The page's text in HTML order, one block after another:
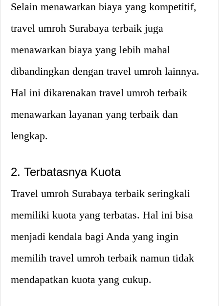
Selain menawarkan biaya yang kompetitif,
travel umroh Surabaya terbaik juga
menawarkan biaya yang lebih mahal
dibandingkan dengan travel umroh lainnya.
Hal ini dikarenakan travel umroh terbaik
menawarkan layanan yang terbaik dan
lengkap.
2. Terbatasnya Kuota
Travel umroh Surabaya terbaik seringkali
memiliki kuota yang terbatas. Hal ini bisa
menjadi kendala bagi Anda yang ingin
memilih travel umroh terbaik namun tidak
mendapatkan kuota yang cukup.